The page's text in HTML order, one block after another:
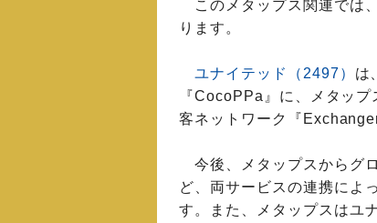
このメタップス関連では
ります。
ユナイテッド（2497） は
『CocoPPa』に、メタッ
客ネットワーク『
今後、メタップスからグ
ど、両サービスの連携によ
す。また、メタップスはユ